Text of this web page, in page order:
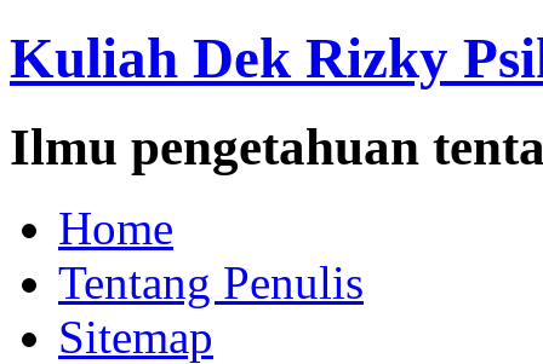
Kuliah Dek Rizky
Ilmu pengetahuan
Home
Tentang Penulis
Sitemap